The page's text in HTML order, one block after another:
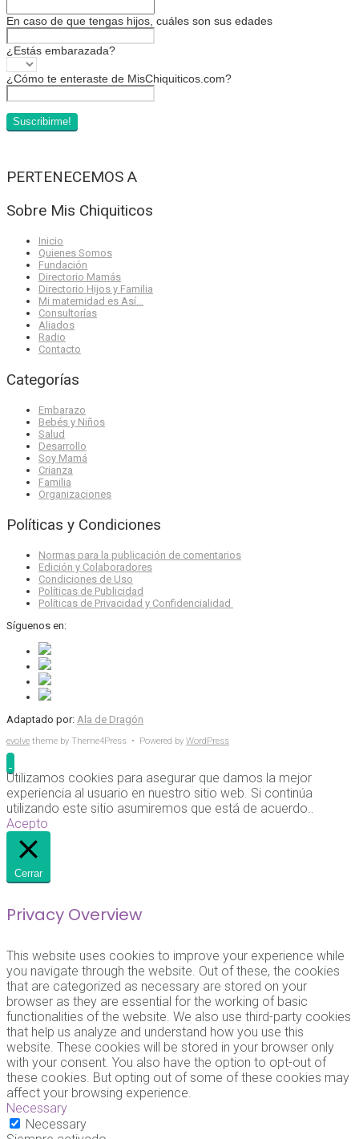
En caso de que tengas hijos, cuáles son sus edades
¿Estás embarazada?
¿Cómo te enteraste de MisChiquiticos.com?
PERTENECEMOS A
Sobre Mis Chiquiticos
Inicio
Quienes Somos
Fundación
Directorio Mamás
Directorio Hijos y Familia
Mi maternidad es Así…
Consultorías
Aliados
Radio
Contacto
Categorías
Embarazo
Bebés y Niños
Salud
Desarrollo
Soy Mamá
Crianza
Familia
Organizaciones
Políticas y Condiciones
Normas para la publicación de comentarios
Edición y Colaboradores
Condiciones de Uso
Políticas de Publicidad
Políticas de Privacidad y Confidencialidad
Síguenos en:
Adaptado por: Ala de Dragón
evolve theme by Theme4Press • Powered by WordPress
Utilizamos cookies para asegurar que damos la mejor
experiencia al usuario en nuestro sitio web. Si continúa
utilizando este sitio asumiremos que está de acuerdo..
Acepto
Cerrar
Privacy Overview
This website uses cookies to improve your experience while
you navigate through the website. Out of these, the cookies
that are categorized as necessary are stored on your
browser as they are essential for the working of basic
functionalities of the website. We also use third-party cookies
that help us analyze and understand how you use this
website. These cookies will be stored in your browser only
with your consent. You also have the option to opt-out of
these cookies. But opting out of some of these cookies may
affect your browsing experience.
Necessary
Necessary